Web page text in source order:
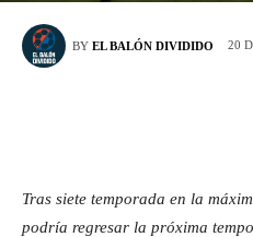
BY EL BALÓN DIVIDIDO 20
Tras siete temporada en la
podría regresar la próxima